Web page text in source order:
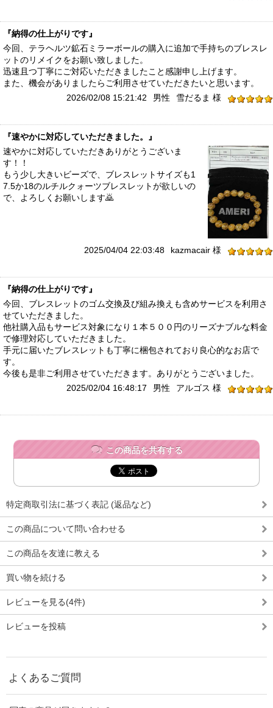
『納得の仕上がりです』
今回、テラヘルツ鉱石ミラーボールの購入に追加で手持ちのブレスレ
ットのリメイクをお願い致しました。
迅速且つ丁寧にご対応いただきましたこと感謝申し上げます。
また、機会がありましたらご利用させていただきたいと思います。
雪だるま 様
男性
2026/02/08 15:21:42
『速やかに対応していただきました。』
速やかに対応していただきありがとうございま
す！！
もう少し大きいビーズで、ブレスレットサイズも1
7.5か18のルチルクォーツブレスレットが欲しいの
で、よろしくお願いします🙇
kazmacair 様
2025/04/04 22:03:48
『納得の仕上がりです』
今回、ブレスレットのゴム交換及び組み換えも含めサービスを利用さ
せていただきました。
他社購入品もサービス対象になり１本５００円のリーズナブルな料金
で修理対応していただきました。
手元に届いたブレスレットも丁寧に梱包されており良心的なお店で
す。
今後も是非ご利用させていただきます。ありがとうございました。
アルゴス 様
男性
2025/02/04 16:48:17
この商品を共有する
特定商取引法に基づく表記 (返品など)
この商品について問い合わせる
この商品を友達に教える
買い物を続ける
レビューを見る(4件)
レビューを投稿
よくあるご質問